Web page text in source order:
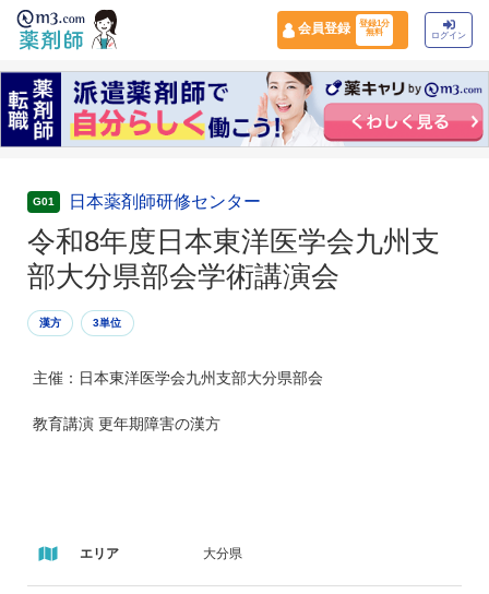
会員登録
登録1分
無料
ログイン
G01 日本薬剤師研修センター
令和8年度日本東洋医学会九州支
部大分県部会学術講演会
漢方 3単位
主催：日本東洋医学会九州支部大分県部会
教育講演 更年期障害の漢方
エリア 大分県